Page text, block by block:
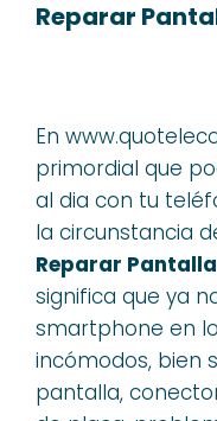
Reparar
En
primordial que
al dia con tu
la circunstancia
Reparar
significa que ya
smartphone en
incómodos, bien
pantalla,